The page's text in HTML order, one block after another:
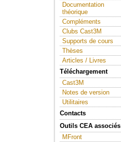
Documentation
théorique
Compléments
Clubs Cast3M
Supports de cours
Thèses
Articles / Livres
Téléchargement
Cast3M
Notes de version
Utilitaires
Contacts
Outils CEA associés
MFront